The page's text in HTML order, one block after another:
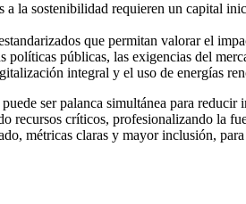
la sostenibilidad requieren un capital
que permitan valorar el
públicas, las exigencias del
integral y el uso de energías
ser palanca simultánea para
recursos críticos, profesionalizando la
métricas claras y mayor inclusión,